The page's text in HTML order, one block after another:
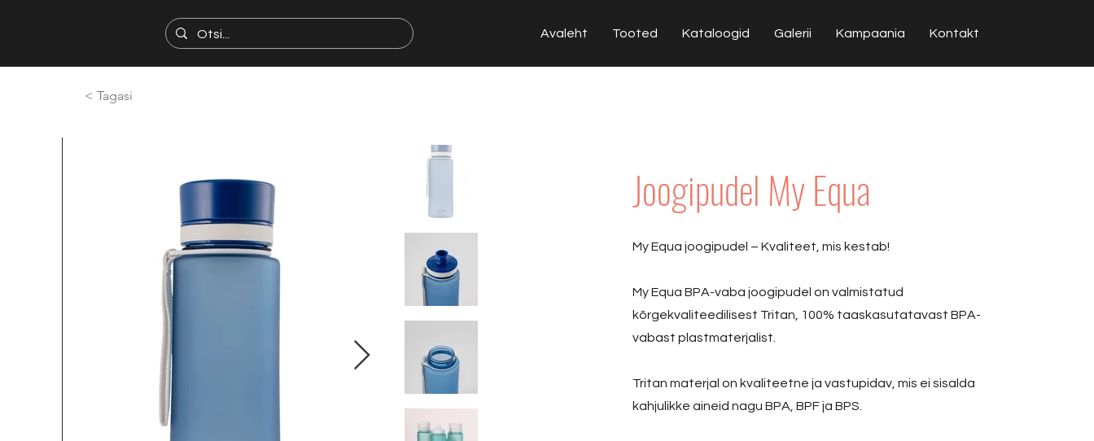
Avaleht Tooted Kataloogid Galerii Kampaania Kontakt
< Tagasi
Joogipudel My Equa
My Equa joogipudel – Kvaliteet, mis kestab!
My Equa BPA-vaba joogipudel on valmistatud
kõrgekvaliteedilisest Tritan, 100% taaskasutatavast BPA-
vabast plastmaterjalist.
Tritan materjal on kvaliteetne ja vastupidav, mis ei sisalda
kahjulikke aineid nagu BPA, BPF ja BPS.